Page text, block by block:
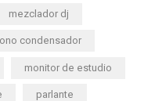
mezclador dj
condensador
monitor de estudio
parlante